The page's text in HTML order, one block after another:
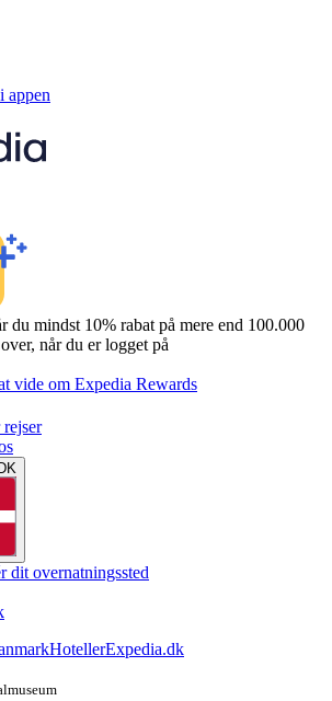
appen
du mindst 10% rabat på mere end 100.000
når du er logget på
vide om Expedia Rewards
rejser
dit overnatningssted
HotellerExpedia.dk